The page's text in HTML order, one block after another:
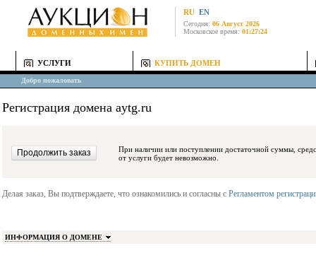
RU EN
Сегодня: 06 Август 2026
Московское время: 01:27:24
УСЛУГИ КУПИТЬ ДОМЕН
Добро пожаловать
Регистрация домена aytg.ru
При наличии или поступлении достаточной суммы, средства будут
от услуги будет невозможно.
Делая заказ, Вы подтверждаете, что ознакомились и согласны с Регламентом
ИНФОРМАЦИЯ О ДОМЕНЕ